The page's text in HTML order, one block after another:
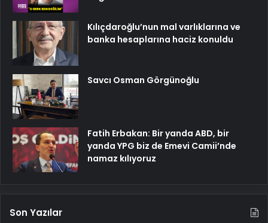
Kılıçdaroğlu’nun mal varlıklarına ve
banka hesaplarına haciz konuldu
Savcı Osman Görgünoğlu
Fatih Erbakan: Bir yanda ABD, bir
yanda YPG biz de Emevi Camii’nde
namaz kılıyoruz
Son Yazılar